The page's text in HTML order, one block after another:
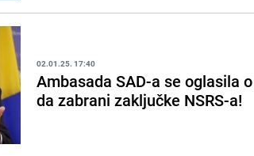
02.01.25. 17:40
Ambasada SAD-a se oglasila
da zabrani zaključke NSRS-a!